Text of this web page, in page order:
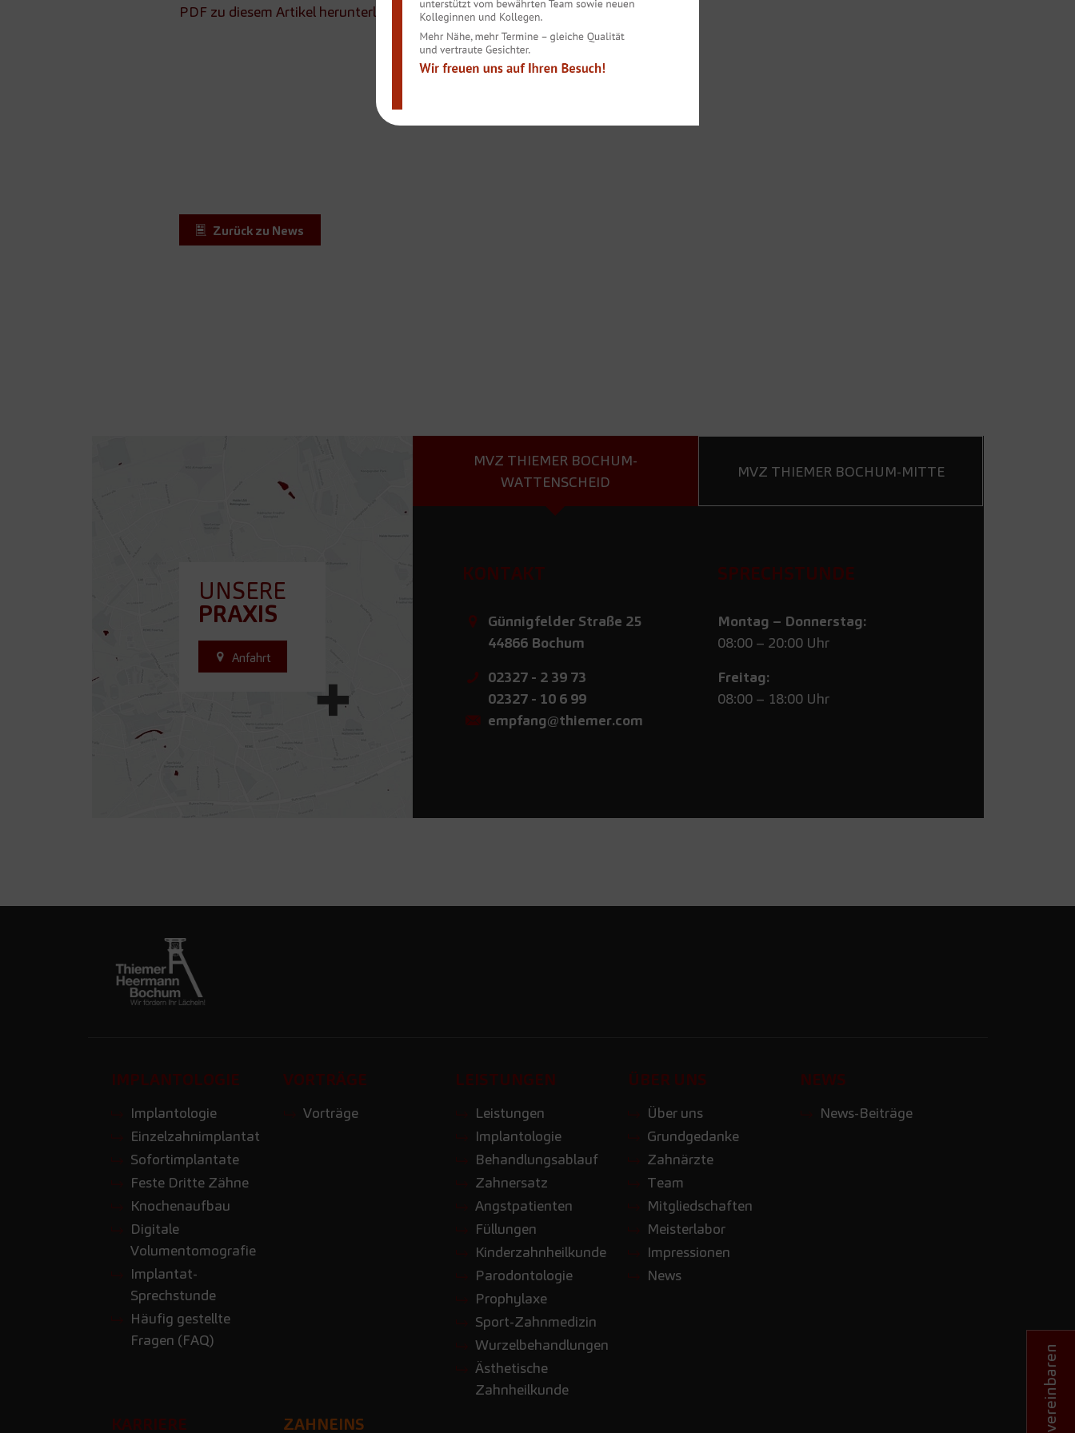
PDF zu diesem Artikel herunterladen
Zurück zu News
UNSERE
PRAXIS
Anfahrt
MVZ THIEMER BOCHUM-
WATTENSCHEID
MVZ THIEMER BOCHUM-MITTE
KONTAKT
Günnigfelder Straße 25
44866 Bochum
02327 - 2 39 73
02327 - 10 6 99
empfang@thiemer.com
SPRECHSTUNDE
Montag – Donnerstag:
08:00 – 20:00 Uhr
Freitag:
08:00 – 18:00 Uhr
IMPLANTOLOGIE
Implantologie
Einzelzahnimplantat
Sofortimplantate
Feste Dritte Zähne
Knochenaufbau
Digitale
Volumentomografie
Implantat-
Sprechstunde
Häufig gestellte
Fragen (FAQ)
VORTRÄGE
Vorträge
LEISTUNGEN
Leistungen
Implantologie
Behandlungsablauf
Zahnersatz
Angstpatienten
Füllungen
Kinderzahnheilkunde
Parodontologie
Prophylaxe
Sport-Zahnmedizin
Wurzelbehandlungen
Ästhetische
Zahnheilkunde
ÜBER UNS
Über uns
Grundgedanke
Zahnärzte
Team
Mitgliedschaften
Meisterlabor
Impressionen
News
NEWS
News-Beiträge
KARRIERE ZAHNEINS